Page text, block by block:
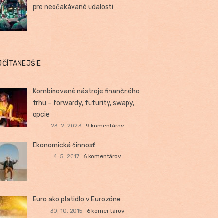
pre neočakávané udalosti
Kombinované nástroje finančného
trhu – forwardy, futurity, swapy,
opcie
23. 2. 2023 9 komentárov
Ekonomická činnosť
4. 5. 2017 6 komentárov
Euro ako platidlo v Eurozóne
30. 10. 2015 6 komentárov